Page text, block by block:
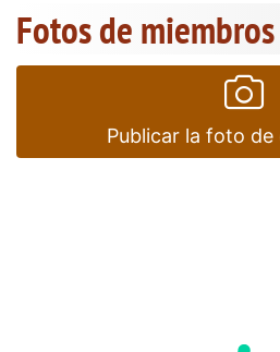
Fotos de miembros
Publicar la foto de